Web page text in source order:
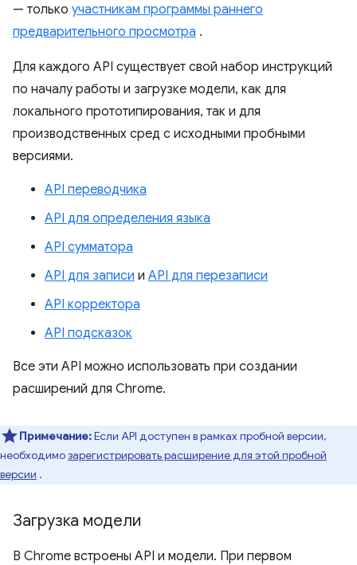
— только участникам программы раннего
предварительного просмотра .
Для каждого API существует свой набор инструкций
по началу работы и загрузке модели, как для
локального прототипирования, так и для
производственных сред с исходными пробными
версиями.
API переводчика
API для определения языка
API сумматора
API для записи и API для перезаписи
API корректора
API подсказок
Все эти API можно использовать при создании
расширений для Chrome.
Примечание:Если API доступен в рамках пробной версии,
необходимозарегистрировать расширение для этой пробной
версии .
Загрузка модели
В Chrome встроены API и модели. При первом